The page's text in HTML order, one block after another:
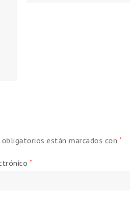
obligatorios están marcados con *
*